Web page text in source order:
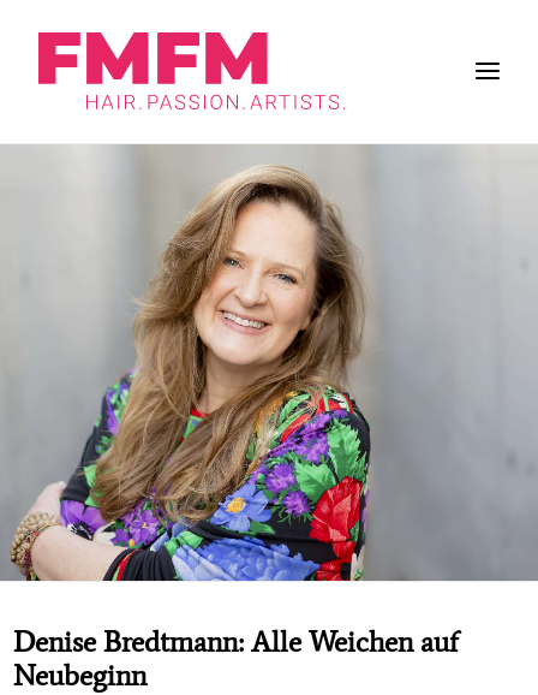
ZUKUNFT DES SALONS
INSPIRATION
WORK & LIFE
BRANCHE
FMFM
SUCHE
Denise Bredtmann: Alle Weichen auf
Neubeginn